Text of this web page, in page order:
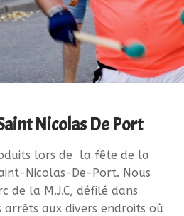
Nicolas De Port
lors de la fête de la
Nicolas-De-Port. Nous
de la M.J.C, défilé dans
arrêts aux divers endroits où